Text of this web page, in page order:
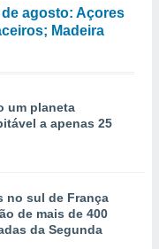
agosto: Açores
Madeira
um planeta
a apenas 25
no sul de França
de mais de 400
da Segunda